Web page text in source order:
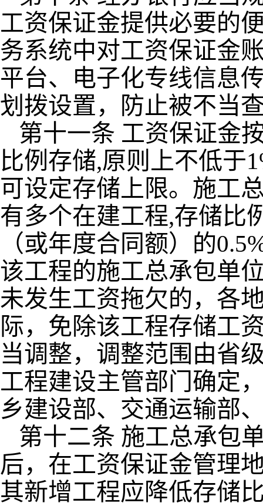
工资保证金提供必要的
务系统中对工资保证金
平台、电子化专线信息
划拨设置，防止被不当
第十一条 工资保证金
比例存储,原则上不低于
可设定存储上限。施工
有多个在建工程,存储比
（或年度合同额）的
该工程的施工总承包单
未发生工资拖欠的，各
际，免除该工程存储工
当调整，调整范围由省
工程建设主管部门确定
乡建设部、交通运输部
第十二条 施工总承包
后，在工资保证金管理
其新增工程应降低存储